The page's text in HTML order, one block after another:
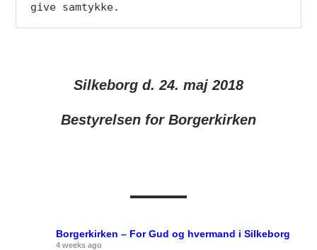
give samtykke.
Silkeborg d. 24. maj 2018
Bestyrelsen for Borgerkirken
Borgerkirken – For Gud og hvermand i Silkeborg
4 weeks ago